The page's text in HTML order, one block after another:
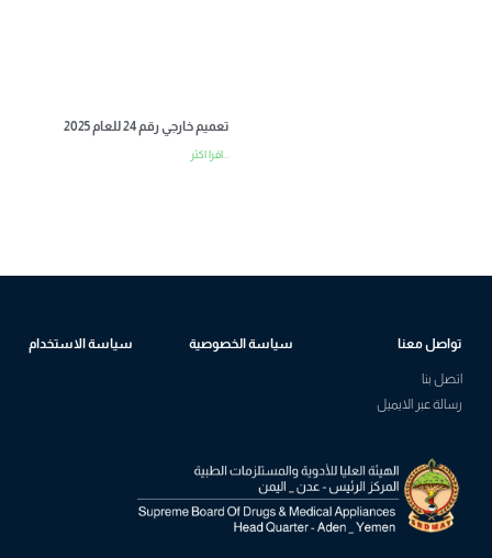
تعميم خارجي رقم 24 للعام 2025
اقرا اكثر...
سياسة الاستخدام سياسة الخصوصية تواصل معنا
اتصل بنا
رسالة عبر الايميل